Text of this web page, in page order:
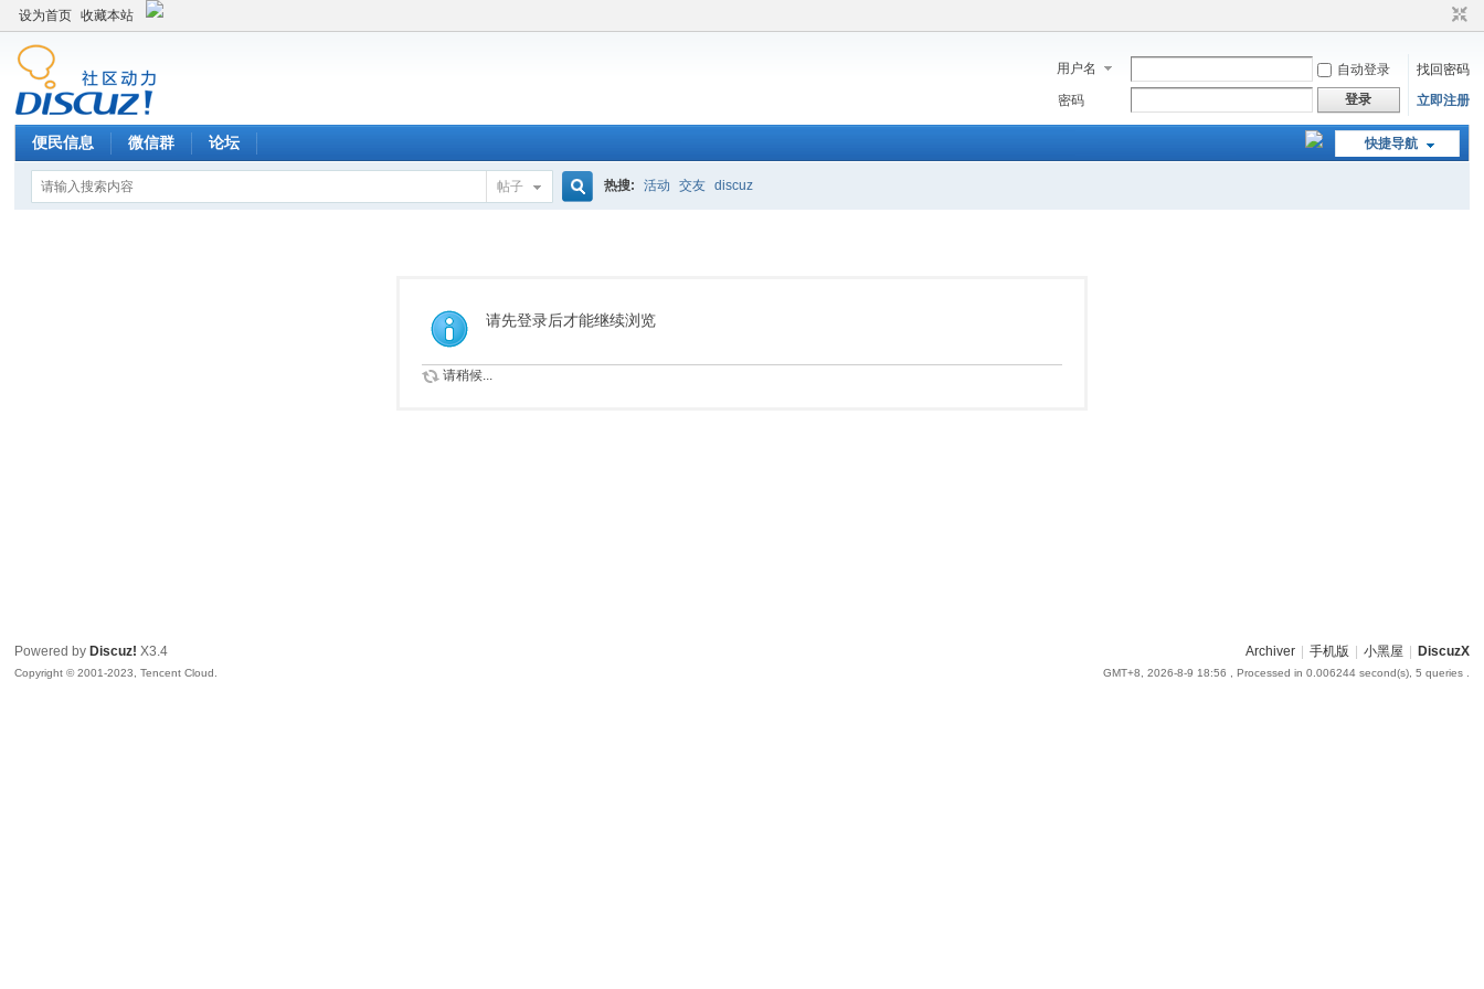
设为首页 收藏本站
用户名 自动登录
找回密码
密码
登录 立即注册
快捷导航
便民信息 微信群 论坛
帖子
索
热搜: 活动 交友 discuz
请先登录后才能继续浏览
请稍候...
Archiver 手机版 小黑屋 DiscuzX
GMT+8, 2026-8-9 18:56 , Processed in 0.006244 second(s), 5 queries .
Powered by Discuz! X3.4
Copyright © 2001-2023, Tencent Cloud.